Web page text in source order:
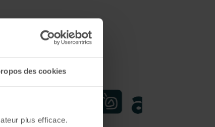
des cookies
plus efficace.